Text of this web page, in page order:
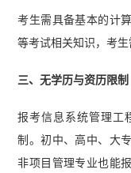
考生需具备基本的计
等考试相关知识，考生
三、无学历与资历限制
报考信息系统管理工
制。初中、高中、大
非项目管理专业也能